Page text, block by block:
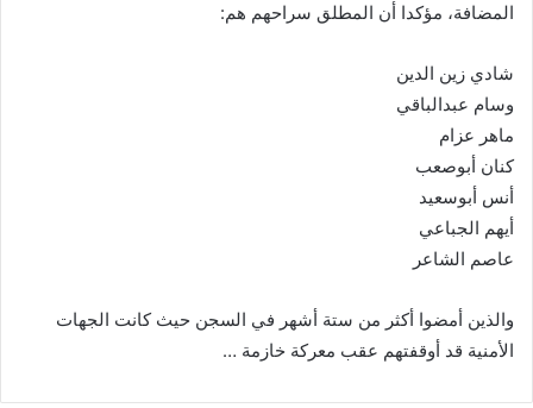
المضافة، مؤكدا أن المطلق سراحهم هم:
شادي زين الدين
وسام عبدالباقي
ماهر عزام
كنان أبوصعب
أنس أبوسعيد
أيهم الجباعي
عاصم الشاعر
والذين أمضوا أكثر من ستة أشهر في السجن حيث كانت الجهات
الأمنية قد أوقفتهم عقب معركة خازمة …